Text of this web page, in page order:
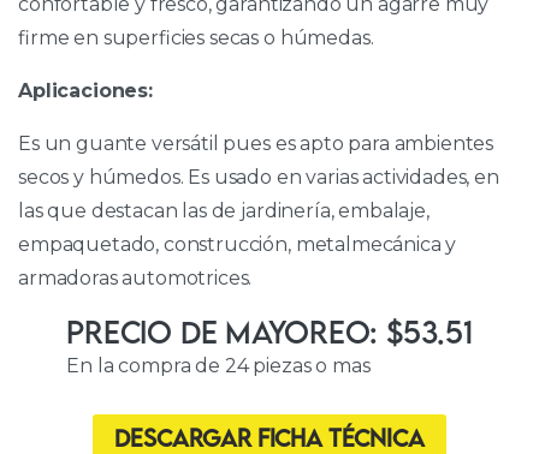
firme en superficies secas o húmedas.
Aplicaciones:
Es un guante versátil pues es apto para ambientes
secos y húmedos. Es usado en varias actividades, en
las que destacan las de jardinería, embalaje,
empaquetado, construcción, metalmecánica y
armadoras automotrices.
Precio de Mayoreo: $53.51
En la compra de 24 piezas o mas
Descargar ficha técnica